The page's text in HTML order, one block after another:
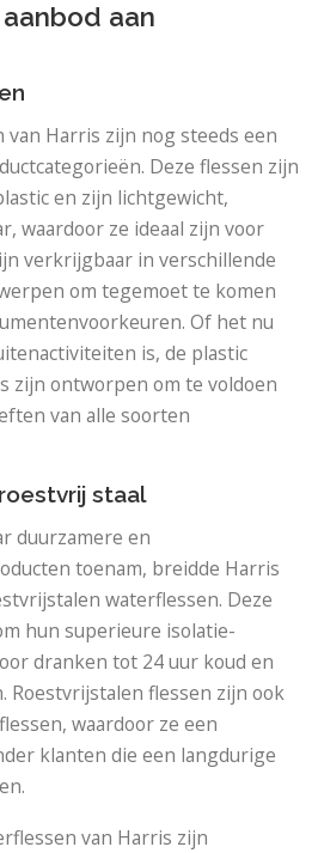
aan
van Harris zijn nog steeds een
Deze flessen zijn
en zijn lichtgewicht,
waardoor ze ideaal zijn voor
verkrijgbaar in verschillende
om tegemoet te komen
Of het nu
is, de plastic
zijn ontworpen om te voldoen
van alle soorten
staal
duurzamere en
toenam, breidde Harris
waterflessen. Deze
hun superieure isolatie-
dranken tot 24 uur koud en
Roestvrijstalen flessen zijn ook
waardoor ze een
klanten die een langdurige
van Harris zijn